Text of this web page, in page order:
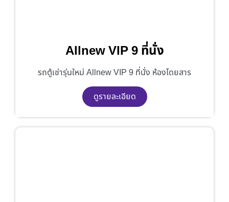
Allnew VIP 9 ที่นั่ง
รถตู้เช่ารุ่นใหม่ Allnew VIP 9 ที่นั่ง ห้องโดยสาร
ดูรายละเอียด